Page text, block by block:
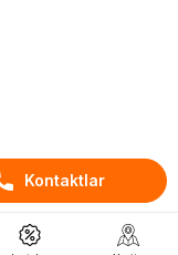
Kontaktlar